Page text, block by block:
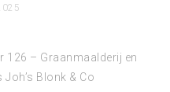
126 – Graanmaalderij en
Blonk & Co